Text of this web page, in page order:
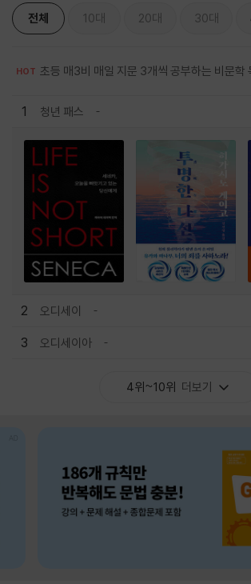
전체 10대 20대 30대
HOT 초등 매3비 매일 지문 3개씩 공부하는 비문학
1 청년 패스
2 오디세이
3 오디세이아
4위~10위 더보기